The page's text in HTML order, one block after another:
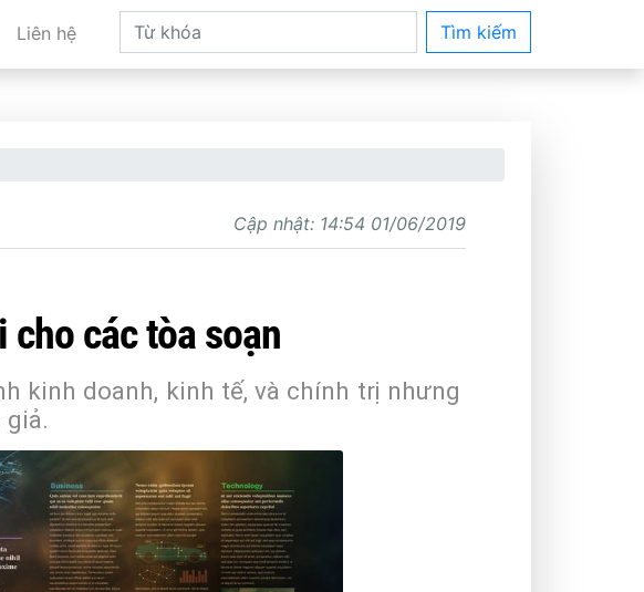
Liên hệ Tìm kiếm
Cập nhật: 14:54 01/06/2019
các tòa soạn
kinh doanh, kinh tế, và chính trị nhưng